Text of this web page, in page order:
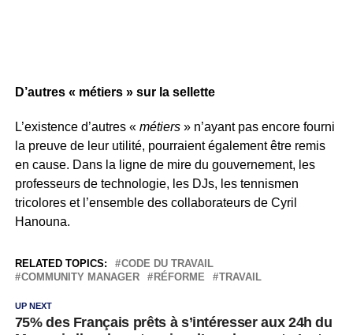
D’autres « métiers » sur la sellette
L’existence d’autres « métiers» n’ayant pas encore fourni
la preuve de leur utilité, pourraient également être remis
en cause. Dans la ligne de mire du gouvernement, les
professeurs de technologie, les DJs, les tennismen
tricolores et l’ensemble des collaborateurs de Cyril
Hanouna.
RELATED TOPICS:
CODE DU TRAVAIL
COMMUNITY MANAGER
RÉFORME TRAVAIL
UP NEXT
75% des Français prêts à s’intéresser aux 24h du